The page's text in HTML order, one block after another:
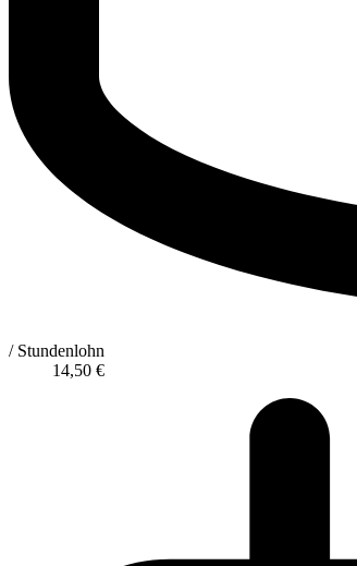
/ Stundenlohn
14,50 €